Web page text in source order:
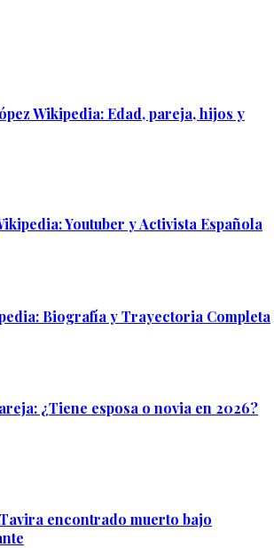
Wikipedia: Edad, pareja, hijos y
Youtuber y Activista Española
Biografía y Trayectoria Completa
¿Tiene esposa o novia en 2026?
encontrado muerto bajo